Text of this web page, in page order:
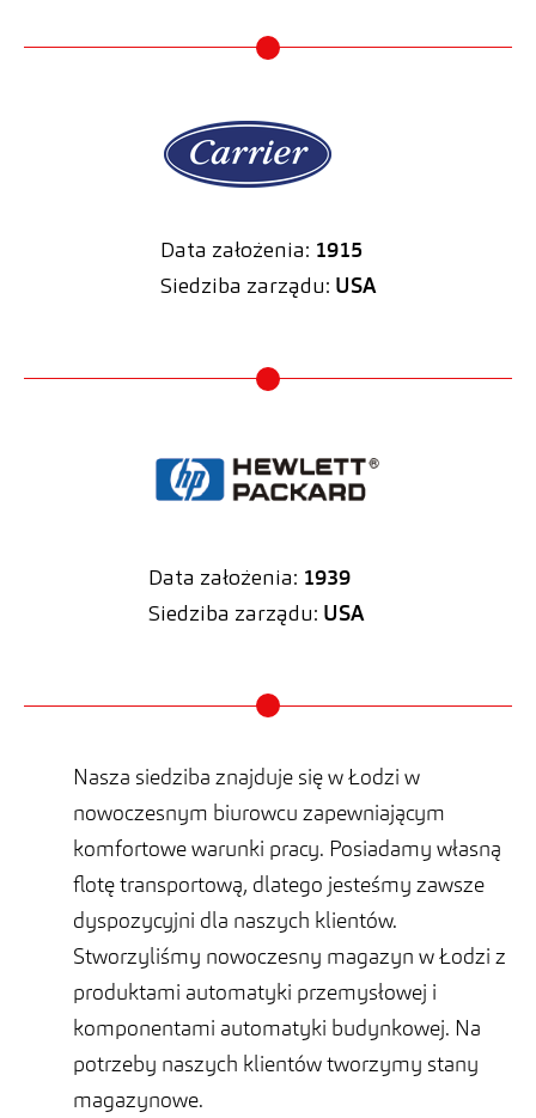
Data założenia: 1915
Siedziba zarządu: USA
Data założenia: 1939
Siedziba zarządu: USA
Nasza siedziba znajduje się w Łodzi w
nowoczesnym biurowcu zapewniającym
komfortowe warunki pracy. Posiadamy własną
flotę transportową, dlatego jesteśmy zawsze
dyspozycyjni dla naszych klientów.
Stworzyliśmy nowoczesny magazyn w Łodzi z
produktami automatyki przemysłowej i
komponentami automatyki budynkowej. Na
potrzeby naszych klientów tworzymy stany
magazynowe.